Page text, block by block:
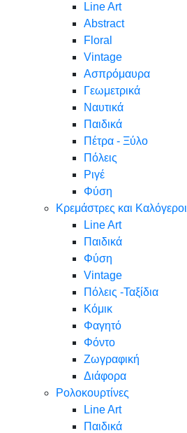
Line Art
Abstract
Floral
Vintage
Ασπρόμαυρα
Γεωμετρικά
Ναυτικά
Παιδικά
Πέτρα - Ξύλο
Πόλεις
Ριγέ
Φύση
Κρεμάστρες και Καλόγεροι
Line Art
Παιδικά
Φύση
Vintage
Πόλεις -Ταξίδια
Κόμικ
Φαγητό
Φόντο
Ζωγραφική
Διάφορα
Ρολοκουρτίνες
Line Art
Παιδικά